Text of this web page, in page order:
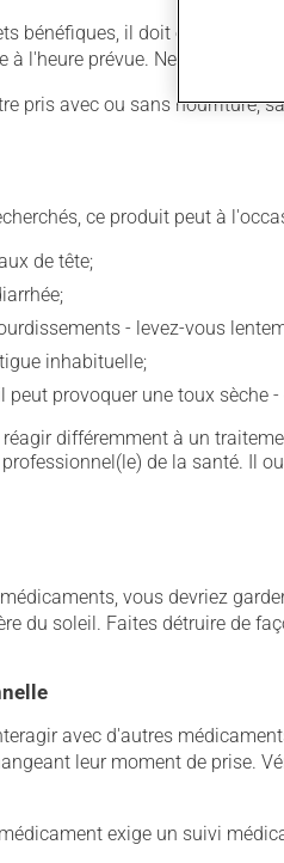
bénéfiques, il doit être utilisé
à l'heure prévue. Ne doublez
pris avec ou sans nourriture,
ce produit peut à
de tête;
- levez-vous
inhabituelle;
peut provoquer une toux sèche
différemment à un
de la santé. Il
vous devriez
du soleil. Faites détruire de
avec d'autres
leur moment de prise.
exige un suivi